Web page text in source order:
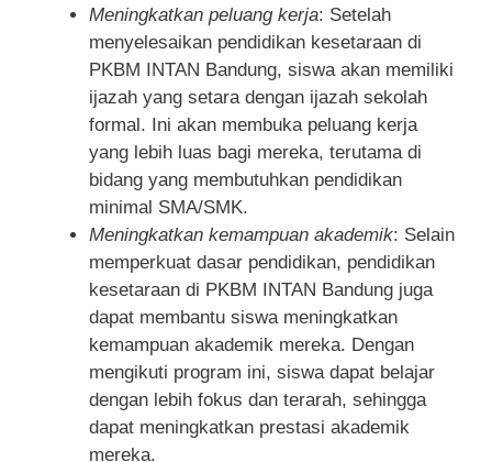
Meningkatkan peluang kerja: Setelah
menyelesaikan pendidikan kesetaraan di
PKBM INTAN Bandung, siswa akan memiliki
ijazah yang setara dengan ijazah sekolah
formal. Ini akan membuka peluang kerja
yang lebih luas bagi mereka, terutama di
bidang yang membutuhkan pendidikan
minimal SMA/SMK.
Meningkatkan kemampuan akademik: Selain
memperkuat dasar pendidikan, pendidikan
kesetaraan di PKBM INTAN Bandung juga
dapat membantu siswa meningkatkan
kemampuan akademik mereka. Dengan
mengikuti program ini, siswa dapat belajar
dengan lebih fokus dan terarah, sehingga
dapat meningkatkan prestasi akademik
mereka.